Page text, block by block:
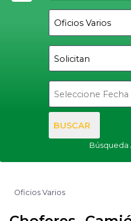
BUSCAR
Búsqueda
Oficios Varios